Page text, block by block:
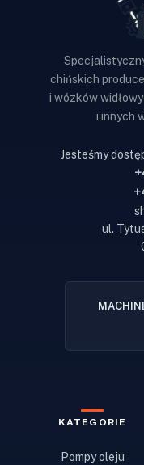
chińskich
i wózków
i innych
Jesteśmy
ul.
KATEGORIE
Pompy oleju